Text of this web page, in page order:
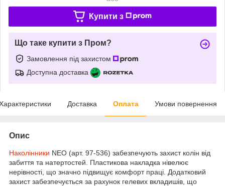
Купити з
Що таке купити з Пром?
Замовлення під захистом
Доступна доставка
Доставка Оплата Умови повернення
Опис
Наколінники NEO (арт. 97-536) забезпечують захист колін від
забиття та натертостей. Пластикова накладка нівелює
нерівності, що значно підвищує комфорт праці. Додатковий
захист забезпечується за рахунок гелевих вкладишів, що